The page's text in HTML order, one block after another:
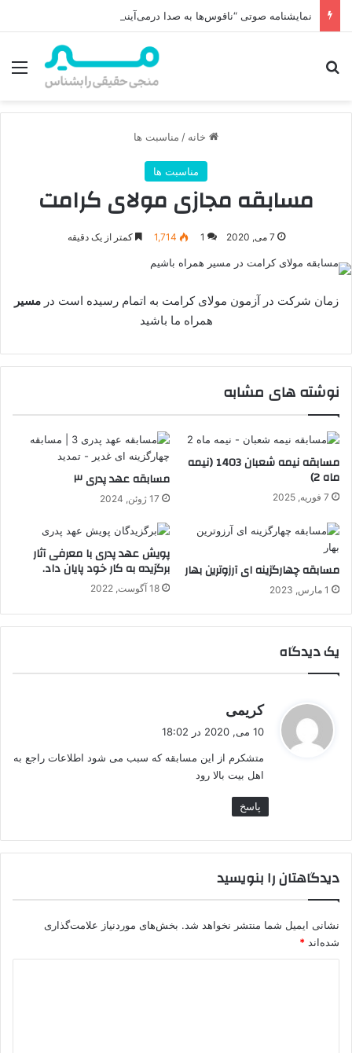
نمایشنامه صوتی “ناقوس‌ها به صدا در‌می‌آیند”
خانه / مناسبت ها
مناسبت ها
مسابقه مجازی مولای کرامت
7 می, 2020 1
1,714 کمتر از یک دقیقه
زمان شرکت در آزمون مولای کرامت به اتمام رسیده است درمسیر
همراه ما باشید
نوشته های مشابه
مسابقه نیمه شعبان 1403 (نیمه
ماه 2)
7 فوریه, 2025
مسابقه عهد پدری ۳
17 ژوئن, 2024
مسابقه چهارگزینه ای آرزوترین بهار
1 مارس, 2023
پویش عهد پدری با معرفی آثار
برگزیده به کار خود پایان داد.
18 آگوست, 2022
یک دیدگاه
کریمی
ف
:
10 می, 2020 در 18:02
متشکرم از این مسابقه که سبب می شود اطلاعات راجع به
اهل بیت بالا رود
پاسخ
دیدگاهتان را بنویسید
نشانی ایمیل شما منتشر نخواهد شد. بخش‌های موردنیاز علامت‌گذاری
شده‌اند *